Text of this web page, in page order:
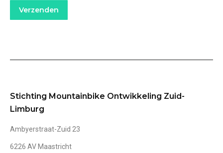
Stichting Mountainbike Ontwikkeling Zuid-
Limburg
Ambyerstraat-Zuid 23
6226 AV Maastricht